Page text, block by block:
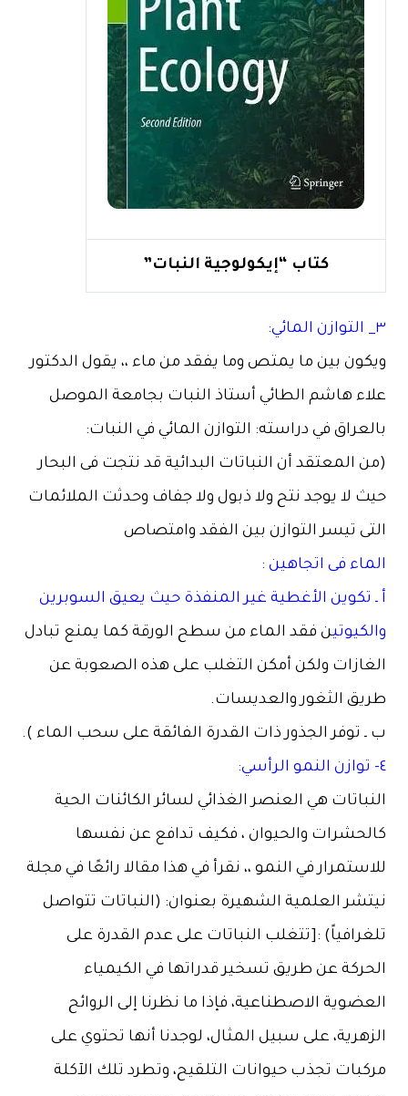
كتاب “إيكولوجية النبات”
٣_ التوازن المائي:
ويكون بين ما يمتص وما يفقد من ماء ،، يقول الدكتور
علاء هاشم الطائي أستاذ النبات بجامعة الموصل
بالعراق في دراسته: التوازن المائي في النبات:
(من المعتقد أن النباتات البدائية قد نتجت فى البحار
حيث لا يوجد نتح ولا ذبول ولا جفاف وحدثت الملائمات
التى تيسر التوازن بين الفقد وامتصاص
الماء فى اتجاهين :
أ ـ تكوين الأغطية غير المنفذة حيث يعيق السوبرين
والكيوتين فقد الماء من سطح الورقة كما يمنع تبادل
الغازات ولكن أمكن التغلب على هذه الصعوبة عن
طريق الثغور والعديسات.
ب ـ توفر الجذور ذات القدرة الفائقة على سحب الماء ).
٤- توازن النمو الرأسي:
النباتات هي العنصر الغذائي لسائر الكائنات الحية
كالحشرات والحيوان ، فكيف تدافع عن نفسها
للاستمرار في النمو ،، نقرأ في هذا مقالا رائعًا في مجلة
نيتشر العلمية الشهيرة بعنوان: (النباتات تتواصل
تلغرافياً) :[تتغلب النباتات على عدم القدرة على
الحركة عن طريق تسخير قدراتها في الكيمياء
العضوية الاصطناعية، فإذا ما نظرنا إلى الروائح
الزهرية، على سبيل المثال، لوجدنا أنها تحتوي على
مركبات تجذب حيوانات التلقيح، وتطرد تلك الآكلة